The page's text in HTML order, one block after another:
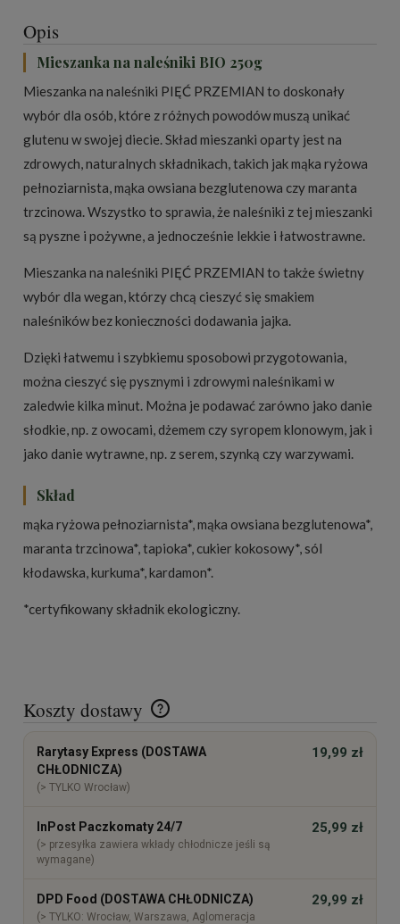
Opis
Mieszanka na naleśniki BIO 250g
Mieszanka na naleśniki PIĘĆ PRZEMIAN to doskonały
wybór dla osób, które z różnych powodów muszą unikać
glutenu w swojej diecie. Skład mieszanki oparty jest na
zdrowych, naturalnych składnikach, takich jak mąka ryżowa
pełnoziarnista, mąka owsiana bezglutenowa czy maranta
trzcinowa. Wszystko to sprawia, że naleśniki z tej mieszanki
są pyszne i pożywne, a jednocześnie lekkie i łatwostrawne.
Mieszanka na naleśniki PIĘĆ PRZEMIAN to także świetny
wybór dla wegan, którzy chcą cieszyć się smakiem
naleśników bez konieczności dodawania jajka.
Dzięki łatwemu i szybkiemu sposobowi przygotowania,
można cieszyć się pysznymi i zdrowymi naleśnikami w
zaledwie kilka minut. Można je podawać zarówno jako danie
słodkie, np. z owocami, dżemem czy syropem klonowym, jak i
jako danie wytrawne, np. z serem, szynką czy warzywami.
Skład
mąka ryżowa pełnoziarnista*, mąka owsiana bezglutenowa*,
maranta trzcinowa*, tapioka*, cukier kokosowy*, sól
kłodawska, kurkuma*, kardamon*.
*certyfikowany składnik ekologiczny.
Koszty dostawy
Cena nie zawiera ewentualnych kosztów płatności
Rarytasy Express (DOSTAWA
CHŁODNICZA)
(> TYLKO Wrocław)
19,99 zł
InPost Paczkomaty 24/7
(> przesyłka zawiera wkłady chłodnicze jeśli są
wymagane)
25,99 zł
DPD Food (DOSTAWA CHŁODNICZA)
(> TYLKO: Wrocław, Warszawa, Aglomeracja
29,99 zł